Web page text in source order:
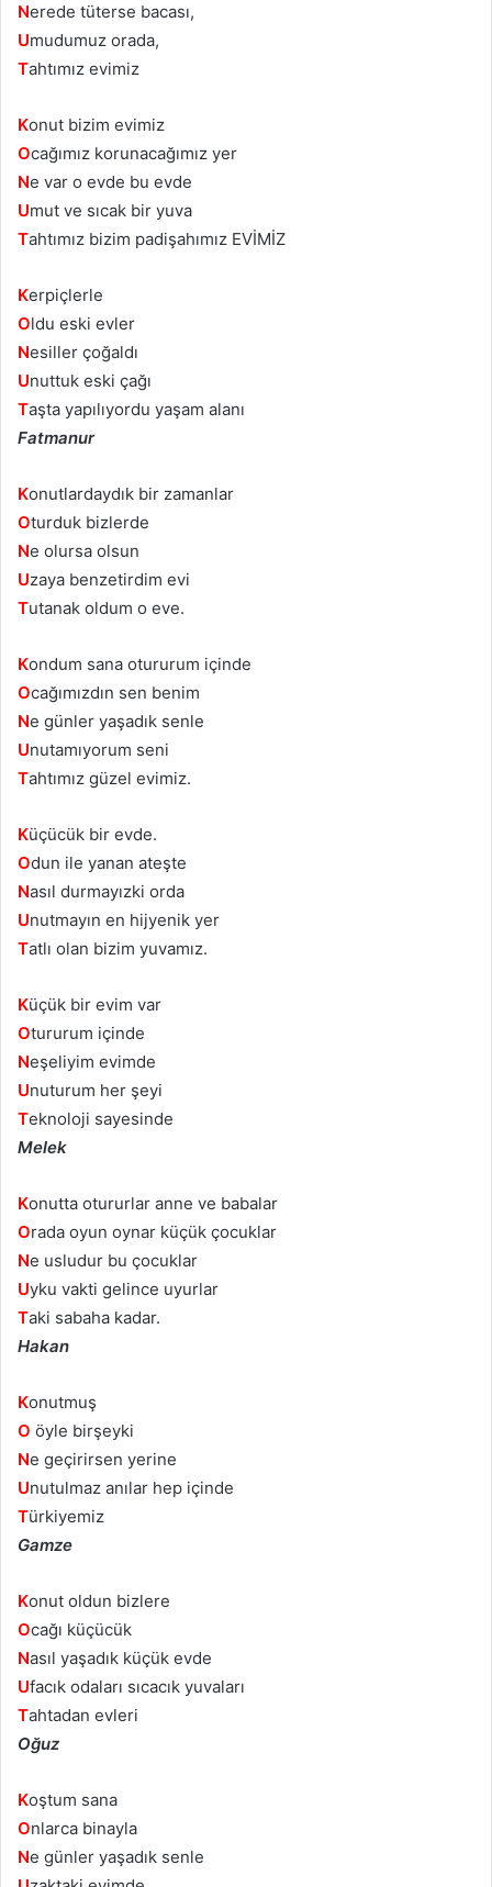
Nerede tüterse bacası,
Umudumuz orada,
Tahtımız evimiz
Konut bizim evimiz
Ocağımız korunacağımız yer
Ne var o evde bu evde
Umut ve sıcak bir yuva
Tahtımız bizim padişahımız EVİMİZ
Kerpiçlerle
Oldu eski evler
Nesiller çoğaldı
Unuttuk eski çağı
Taşta yapılıyordu yaşam alanı
Fatmanur
Konutlardaydık bir zamanlar
Oturduk bizlerde
Ne olursa olsun
Uzaya benzetirdim evi
Tutanak oldum o eve.
Kondum sana otururum içinde
Ocağımızdın sen benim
Ne günler yaşadık senle
Unutamıyorum seni
Tahtımız güzel evimiz.
Küçücük bir evde.
Odun ile yanan ateşte
Nasıl durmayızki orda
Unutmayın en hijyenik yer
Tatlı olan bizim yuvamız.
Küçük bir evim var
Otururum içinde
Neşeliyim evimde
Unuturum her şeyi
Teknoloji sayesinde
Melek
Konutta otururlar anne ve babalar
Orada oyun oynar küçük çocuklar
Ne usludur bu çocuklar
Uyku vakti gelince uyurlar
Taki sabaha kadar.
Hakan
Konutmuş
O öyle birşeyki
Ne geçirirsen yerine
Unutulmaz anılar hep içinde
Türkiyemiz
Gamze
Konut oldun bizlere
Ocağı küçücük
Nasıl yaşadık küçük evde
Ufacık odaları sıcacık yuvaları
Tahtadan evleri
Oğuz
Koştum sana
Onlarca binayla
Ne günler yaşadık senle